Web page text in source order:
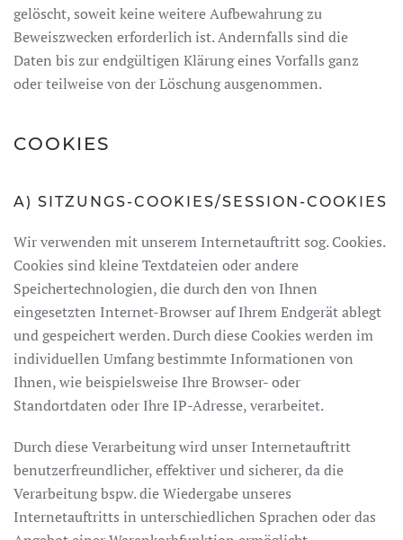
gelöscht, soweit keine weitere Aufbewahrung zu
Beweiszwecken erforderlich ist. Andernfalls sind die
Daten bis zur endgültigen Klärung eines Vorfalls ganz
oder teilweise von der Löschung ausgenommen.
COOKIES
A) SITZUNGS-COOKIES/SESSION-COOKIES
Wir verwenden mit unserem Internetauftritt sog. Cookies.
Cookies sind kleine Textdateien oder andere
Speichertechnologien, die durch den von Ihnen
eingesetzten Internet-Browser auf Ihrem Endgerät ablegt
und gespeichert werden. Durch diese Cookies werden im
individuellen Umfang bestimmte Informationen von
Ihnen, wie beispielsweise Ihre Browser- oder
Standortdaten oder Ihre IP-Adresse, verarbeitet.
Durch diese Verarbeitung wird unser Internetauftritt
benutzerfreundlicher, effektiver und sicherer, da die
Verarbeitung bspw. die Wiedergabe unseres
Internetauftritts in unterschiedlichen Sprachen oder das